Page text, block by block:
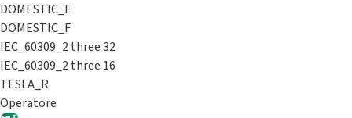
DOMESTIC_E
DOMESTIC_F
IEC_60309_2 three 32
IEC_60309_2 three 16
TESLA_R
Operatore